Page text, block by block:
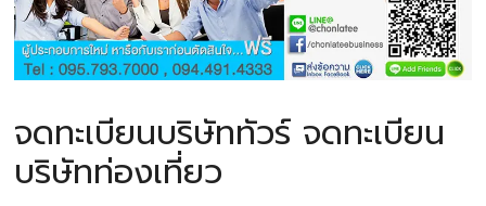
จดทะเบียนบริษัททัวร์ จดทะเบียน
บริษัทท่องเที่ยว